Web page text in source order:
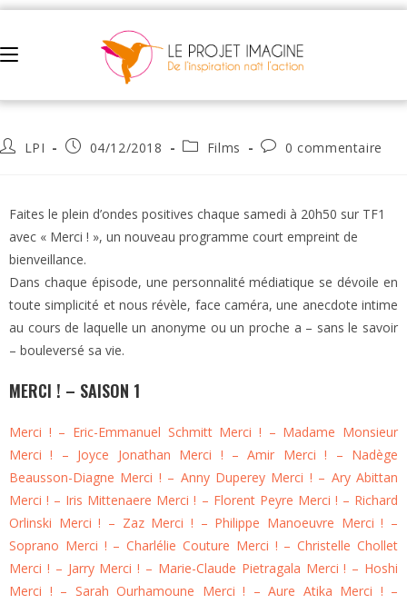
TOUS LES ÉPISODES DE MERCI !
LPI 04/12/2018 Films 0 commentaire
Faites le plein d’ondes positives chaque samedi à 20h50 sur TF1
avec « Merci ! », un nouveau programme court empreint de
bienveillance.
Dans chaque épisode, une personnalité médiatique se dévoile en
toute simplicité et nous révèle, face caméra, une anecdote intime
au cours de laquelle un anonyme ou un proche a – sans le savoir
– bouleversé sa vie.
MERCI ! – SAISON 1
Merci ! – Eric-Emmanuel Schmitt Merci ! – Madame Monsieur
Merci ! – Joyce Jonathan Merci ! – Amir Merci ! – Nadège
Beausson-Diagne Merci ! – Anny Duperey Merci ! – Ary Abittan
Merci ! – Iris Mittenaere Merci ! – Florent Peyre Merci ! – Richard
Orlinski Merci ! – Zaz Merci ! – Philippe Manoeuvre Merci ! –
Soprano Merci ! – Charlélie Couture Merci ! – Christelle Chollet
Merci ! – Jarry Merci ! – Marie-Claude Pietragala Merci ! – Hoshi
Merci ! – Sarah Ourhamoune Merci ! – Aure Atika Merci ! –